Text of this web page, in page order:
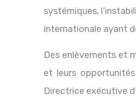
systémiques,
internationale ayant
Des enlèvements et
et leurs
Directrice exécutive